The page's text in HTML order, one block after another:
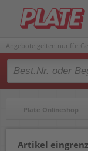
Angebote gelten nur für
Type 2 or more
Plate Onlineshop
Artikel